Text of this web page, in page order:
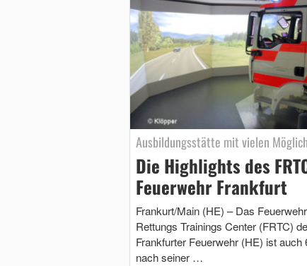
Ausbildungsstätte mit vielen
Die Highlights des
Feuerwehr Frankfurt
Frankurt/Main (HE) – Das
Rettungs Trainings Center (FRTC)
Frankfurter Feuerwehr (HE) ist auch
nach seiner …